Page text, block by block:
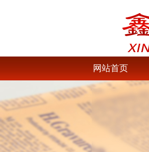
网站首页